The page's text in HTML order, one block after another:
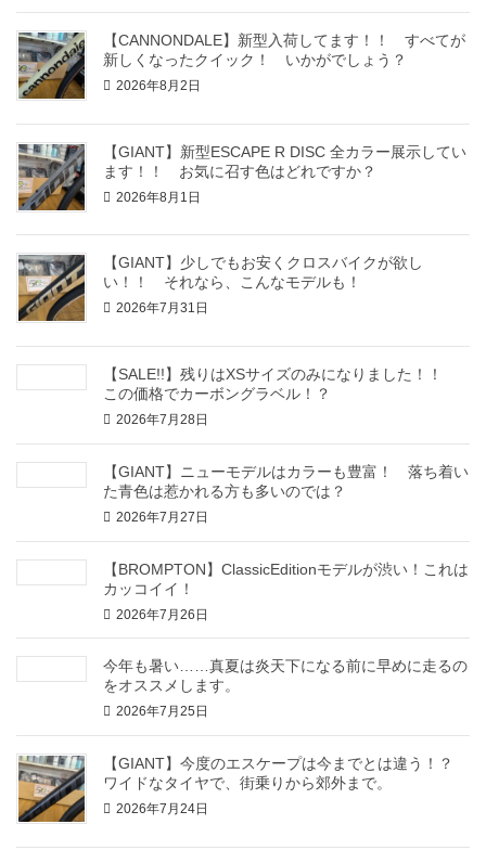
【CANNONDALE】新型入荷してます！！ すべてが
新しくなったクイック！ いかがでしょう？
2026年8月2日
【GIANT】新型ESCAPE R DISC 全カラー展示してい
ます！！ お気に召す色はどれですか？
2026年8月1日
【GIANT】少しでもお安くクロスバイクが欲し
い！！ それなら、こんなモデルも！
2026年7月31日
【SALE!!】残りはXSサイズのみになりました！！
この価格でカーボングラベル！？
2026年7月28日
【GIANT】ニューモデルはカラーも豊富！ 落ち着い
た青色は惹かれる方も多いのでは？
2026年7月27日
【BROMPTON】ClassicEditionモデルが渋い！これは
カッコイイ！
2026年7月26日
今年も暑い……真夏は炎天下になる前に早めに走るの
をオススメします。
2026年7月25日
【GIANT】今度のエスケープは今までとは違う！？
ワイドなタイヤで、街乗りから郊外まで。
2026年7月24日